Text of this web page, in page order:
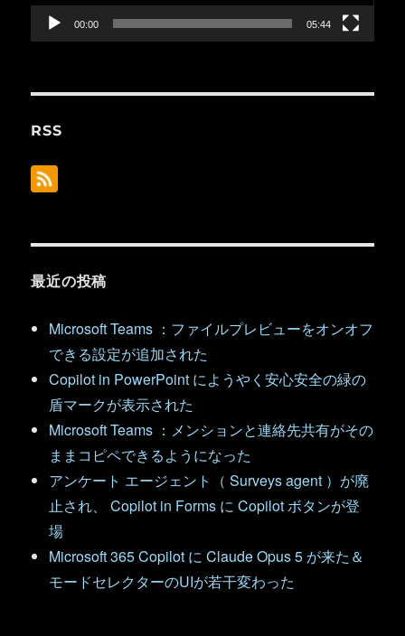
ー
00:00 05:44
RSS
最近の投稿
Microsoft Teams ：ファイルプレビューをオンオフ
できる設定が追加された
Copilot in PowerPoint にようやく安心安全の緑の
盾マークが表示された
Microsoft Teams ：メンションと連絡先共有がその
ままコピペできるようになった
アンケート エージェント（ Surveys agent ）が廃
止され、 Copilot in Forms に Copilot ボタンが登
場
Microsoft 365 Copilot に Claude Opus 5 が来た＆
モードセレクターのUIが若干変わった